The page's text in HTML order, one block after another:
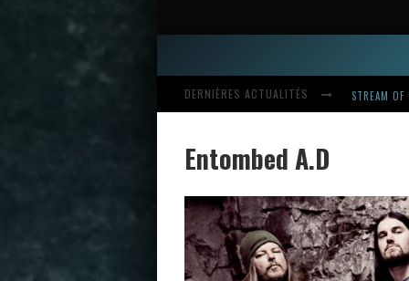
DERNIÈRES ACTUALITÉS
STREAM
Entombed A.D